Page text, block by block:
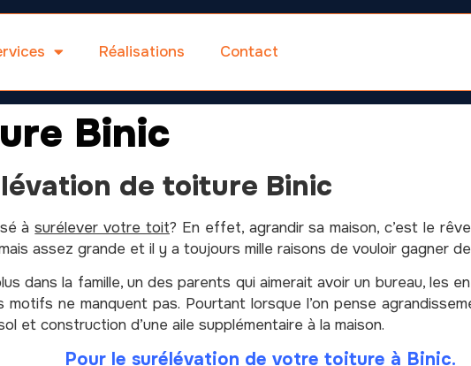
Réalisations Contact
Binic
de toiture Binic
àsurélever votre toit? En effet, agrandir sa maison, c’est le
assez grande et il y a toujours mille raisons de vouloir gagner de
dans la famille, un des parents qui aimerait avoir un bureau, les
motifs ne manquent pas. Pourtant lorsque l’on pense
et construction d’une aile supplémentaire à la maison.
Pour le surélévation de votre toiture à Binic.